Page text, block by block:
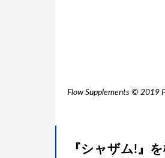
Flow Supplements © 2019
『シャザム!』